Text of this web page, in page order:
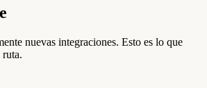
nuevas integraciones. Esto es lo que
ruta.